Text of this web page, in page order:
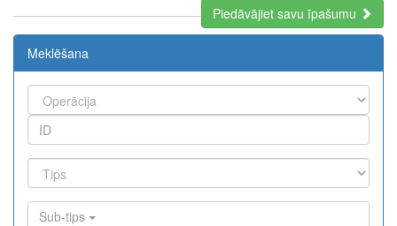
Piedāvājiet savu īpašumu
Meklēšana
Sub-tips